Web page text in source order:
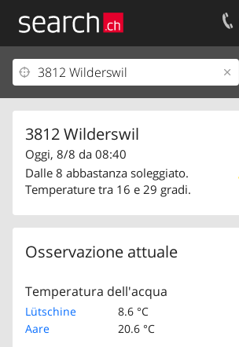
3812 Wilderswil
Oggi, 8/8 da 08:40
Dalle 8 abbastanza soleggiato.
Temperature tra 16 e 29 gradi.
Osservazione attuale
Temperatura dell'acqua
Lütschine
8.6 °C
Aare
20.6 °C
Il vostro profolio
Area clienti
Informazioni Legali